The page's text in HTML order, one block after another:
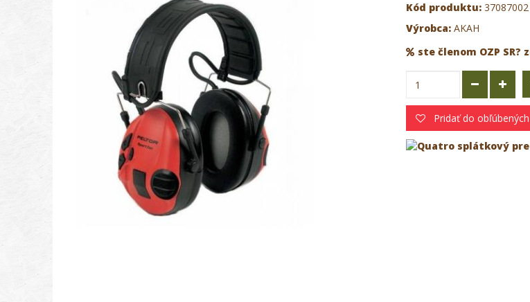
Kód produktu: 37087002
Výrobca: AKAH
ste členom OZP
Pridať do obľúbených